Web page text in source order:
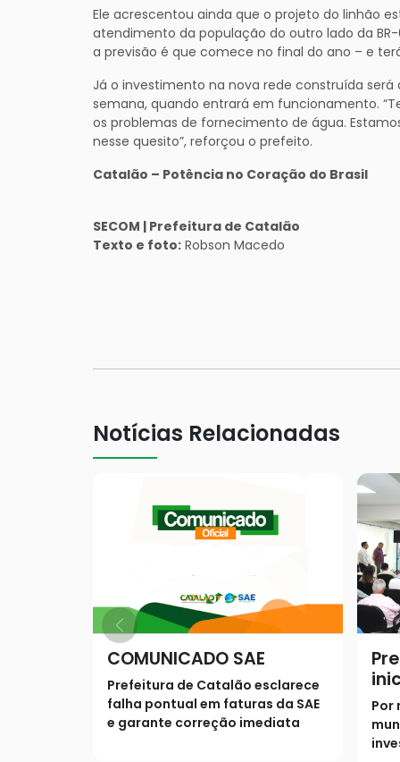
Ele acrescentou ainda que o projeto do linhão
atendimento da população do outro lado da
a previsão é que comece no final do ano – e
Já o investimento na nova rede construída
semana, quando entrará em funcionamento.
os problemas de fornecimento de água.
nesse quesito”, reforçou o prefeito.
Catalão – Potência no Coração do Brasil
SECOM | Prefeitura de Catalão
Texto e foto: Robson Macedo
Notícias Relacionadas
COMUNICADO SAE
Prefeitura de Catalão esclarece
falha pontual em faturas da SAE
e garante correção imediata
Por